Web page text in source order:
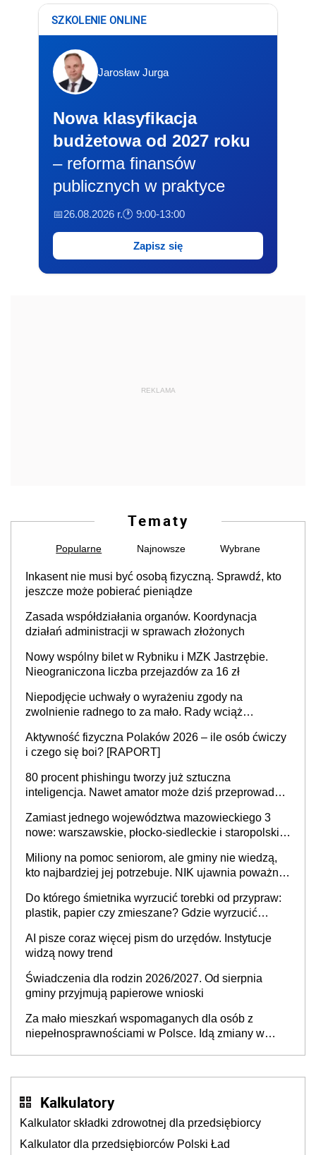
SZKOLENIE ONLINE
Jarosław Jurga
Nowa klasyfikacja
budżetowa od 2027 roku
– reforma finansów
publicznych w praktyce
📅26.08.2026 r.🕐 9:00-13:00
Zapisz się
REKLAMA
Tematy
Popularne Najnowsze Wybrane
Inkasent nie musi być osobą fizyczną. Sprawdź, kto
jeszcze może pobierać pieniądze
Zasada współdziałania organów. Koordynacja
działań administracji w sprawach złożonych
Nowy wspólny bilet w Rybniku i MZK Jastrzębie.
Nieograniczona liczba przejazdów za 16 zł
Niepodjęcie uchwały o wyrażeniu zgody na
zwolnienie radnego to za mało. Rady wciąż
sprawy
Aktywność fizyczna Polaków 2026 – ile osób ćwiczy
i czego się boi? [RAPORT]
80 procent phishingu tworzy już sztuczna
inteligencja. Nawet amator może dziś przeprowadzić
Zamiast jednego województwa mazowieckiego 3
nowe: warszawskie, płocko-siedleckie i staropolskie.
stołecznych
Miliony na pomoc seniorom, ale gminy nie wiedzą,
kto najbardziej jej potrzebuje. NIK ujawnia poważną
Do którego śmietnika wyrzucić torebki od przypraw:
plastik, papier czy zmieszane? Gdzie wyrzucić
AI pisze coraz więcej pism do urzędów. Instytucje
widzą nowy trend
Świadczenia dla rodzin 2026/2027. Od sierpnia
gminy przyjmują papierowe wnioski
Za mało mieszkań wspomaganych dla osób z
niepełnosprawnościami w Polsce. Idą zmiany w
Kalkulatory
Kalkulator składki zdrowotnej dla przedsiębiorcy
Kalkulator dla przedsiębiorców Polski Ład